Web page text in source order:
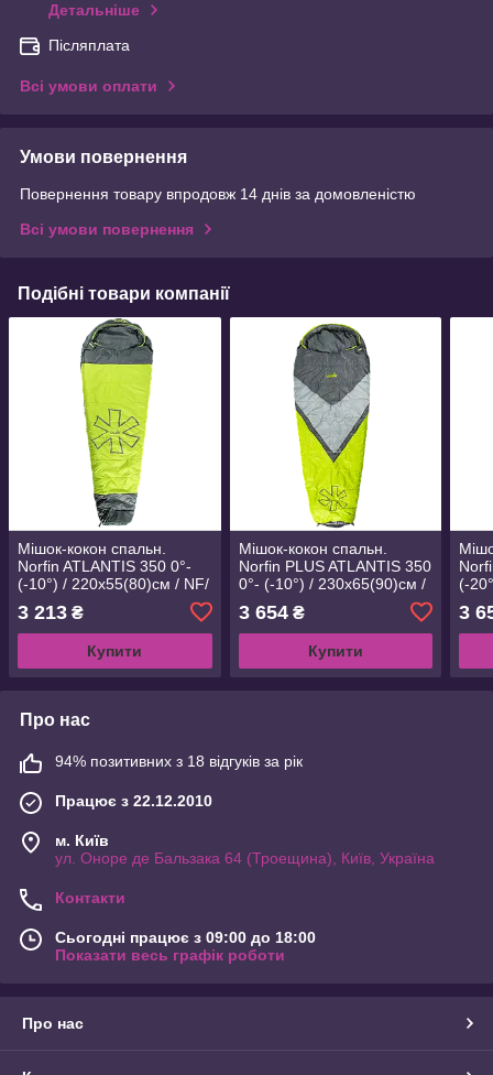
Детальніше
Післяплата
Всі умови оплати
Умови повернення
Повернення товару впродовж 14 днів за домовленістю
Всі умови повернення
Подібні товари компанії
Мішок-кокон спальн.
Norfin ATLANTIS 350 0°-
(-10°) / 220х55(80)см / NF/
3 213 ₴
Купити
Мішок-кокон спальн.
Norfin PLUS ATLANTIS 350
0°- (-10°) / 230х65(90)см /
3 654₴
Купити
(-
3
Про нас
94% позитивних з 18 відгуків за рік
Працює з 22.12.2010
м. Київ
ул. Оноре де Бальзака 64 (Троещина), Київ, Україна
Контакти
Сьогодні працює з 09:00 до 18:00
Показати весь графік роботи
Про нас